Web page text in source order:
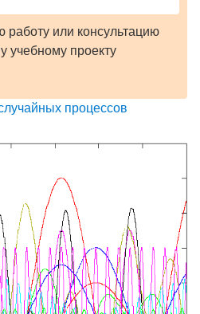
или консультацию
учебному проекту
процессов